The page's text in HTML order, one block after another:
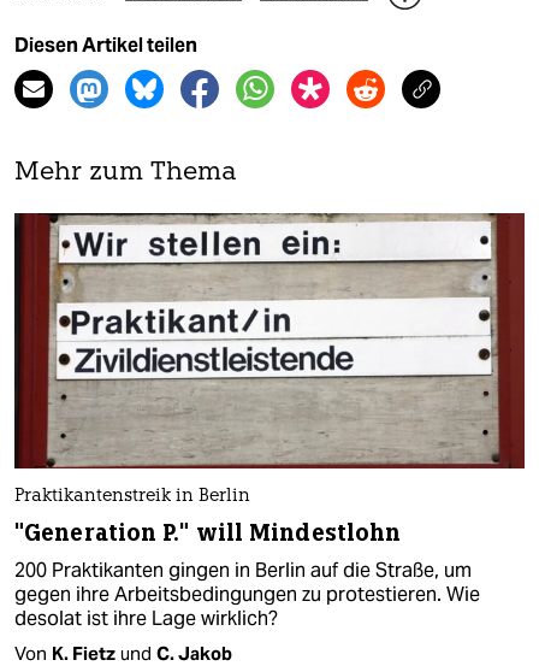
Diesen Artikel teilen
Mehr zum Thema
Praktikantenstreik in Berlin
"Generation P." will Mindestlohn
200 Praktikanten gingen in Berlin auf die Straße, um
gegen ihre Arbeitsbedingungen zu protestieren. Wie
desolat ist ihre Lage wirklich?
Von K. Fietz und C. Jakob